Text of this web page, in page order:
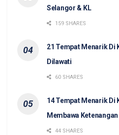
Selangor & KL
159 SHARES
21 Tempat Menarik Di
Dilawati
60 SHARES
14 Tempat Menarik Di
Membawa Ketenangan
44 SHARES